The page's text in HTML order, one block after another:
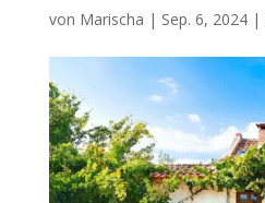
von Marischa | Sep. 6, 2024|